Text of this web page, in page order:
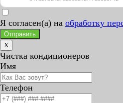
Я согласен(а) на обработку
Отправить
X
Чистка кондиционеров
Имя
Телефон